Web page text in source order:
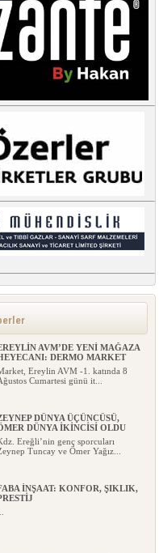
AVM’DE YENİ MAĞAZA
DERMO MARKET
Ereylin AVM -1. katında 8
Cumartesi günü it...
DÜNYA ÜÇÜNCÜSÜ,
DÜNYA İKİNCİSİ OLDU
Ereğli’nin genç sporcuları
Tuncay ve Ömer Yağız...
İNŞAAT: KONFOR, ŞIKLIK,